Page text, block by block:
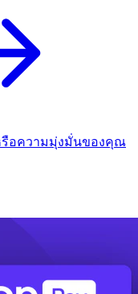
อความมุ่งมั่นของคุณ